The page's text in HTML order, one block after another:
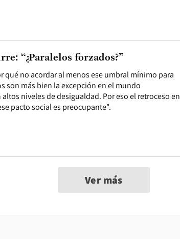
no acordar al menos ese umbral mínimo para
son más bien la excepción en el mundo
niveles de desigualdad. Por eso el retroceso en
pacto social es preocupante".
“¿Paralelos forzados?”
Ver más